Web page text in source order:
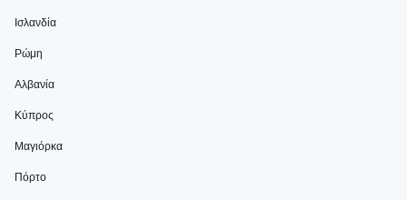
Ισλανδία
Ρώμη
Αλβανία
Κύπρος
Μαγιόρκα
Πόρτο